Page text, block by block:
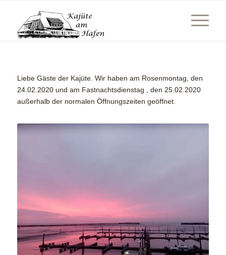
Liebe Gäste der Kajüte. Wir haben am Rosenmontag, den
24.02.2020 und am Fastnachtsdienstag , den 25.02.2020
außerhalb der normalen Öffnungszeiten geöffnet.